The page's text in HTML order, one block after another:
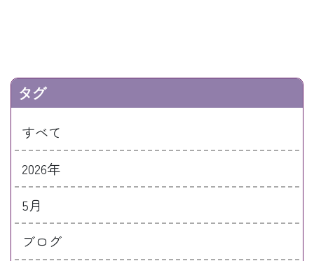
タグ
すべて
2026年
5月
ブログ